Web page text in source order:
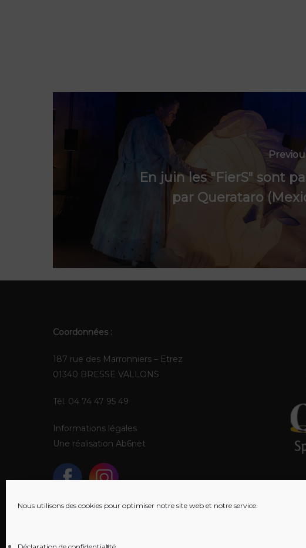
Nous utilisons des cookies pour optimiser notre site web et notre service.
En juin les "FierS" sont
par Querataro
Coordonnées :
187 rue des Marronniers – Etrez
01340 BRESSE VALLONS
Tél. 04 74 47 95 49
Informations légales
Une réalisation Ab6net